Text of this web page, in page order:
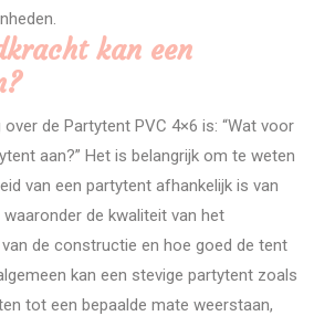
kan een
de Partytent PVC 4×6 is: “Wat voor
aan?” Het is belangrijk om te weten
van een partytent afhankelijk is van
de kwaliteit van het
de constructie en hoe goed de tent
kan een stevige partytent zoals
tot een bepaalde mate weerstaan,